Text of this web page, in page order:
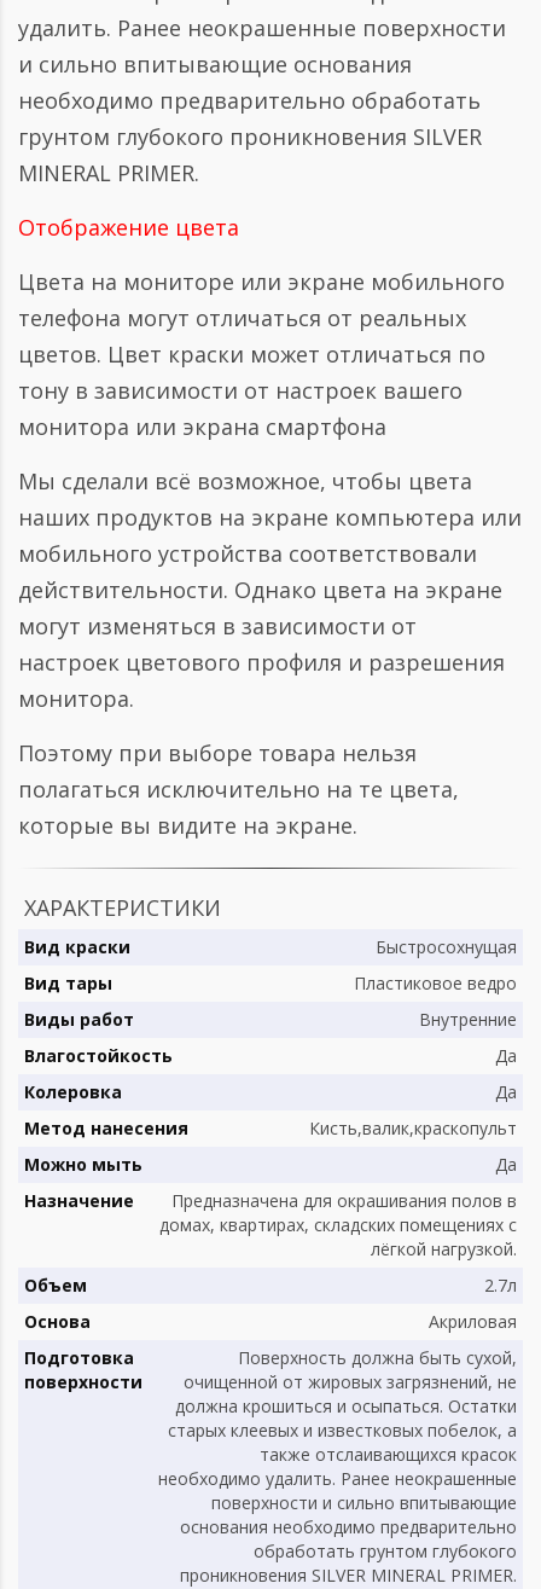
удалить. Ранее неокрашенные поверхности
и сильно впитывающие основания
необходимо предварительно обработать
грунтом глубокого проникновения SILVER
MINERAL PRIMER.
Отображение цвета
Цвета на мониторе или экране мобильного
телефона могут отличаться от реальных
цветов. Цвет краски может отличаться по
тону в зависимости от настроек вашего
монитора или экрана смартфона
Мы сделали всё возможное, чтобы цвета
наших продуктов на экране компьютера или
мобильного устройства соответствовали
действительности. Однако цвета на экране
могут изменяться в зависимости от
настроек цветового профиля и разрешения
монитора.
Поэтому при выборе товара нельзя
полагаться исключительно на те цвета,
которые вы видите на экране.
ХАРАКТЕРИСТИКИ
Вид краски
Быстросохнущая
Вид тары
Пластиковое ведро
Виды работ
Внутренние
Влагостойкость
Да
Колеровка
Да
Метод нанесения
Кисть,валик,краскопульт
Можно мыть
Да
Назначение
Предназначена для окрашивания полов в
домах, квартирах, складских помещениях с
лёгкой нагрузкой.
Объем
2.7л
Основа
Акриловая
Подготовка
поверхности
Поверхность должна быть сухой,
очищенной от жировых загрязнений, не
должна крошиться и осыпаться. Остатки
старых клеевых и известковых побелок, а
также отслаивающихся красок
необходимо удалить. Ранее неокрашенные
поверхности и сильно впитывающие
основания необходимо предварительно
обработать грунтом глубокого
проникновения SILVER MINERAL PRIMER.